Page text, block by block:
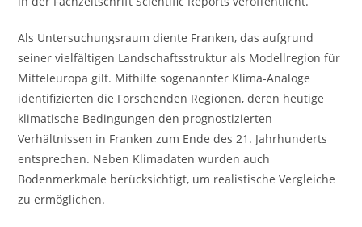
Als Untersuchungsraum diente Franken, das aufgrund
seiner vielfältigen Landschaftsstruktur als Modellregion für
Mitteleuropa gilt. Mithilfe sogenannter Klima-Analoge
identifizierten die Forschenden Regionen, deren heutige
klimatische Bedingungen den prognostizierten
Verhältnissen in Franken zum Ende des 21. Jahrhunderts
entsprechen. Neben Klimadaten wurden auch
Bodenmerkmale berücksichtigt, um realistische Vergleiche
zu ermöglichen.